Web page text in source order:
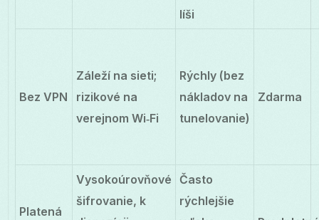
líši
Bez VPN
Záleží na sieti;
rizikové na
verejnom Wi‑Fi
Rýchly (bez
nákladov na
tunelovanie)
Zdarma
Platená
Vysokoúrovňové
šifrovanie, k
Často
rýchlejšie